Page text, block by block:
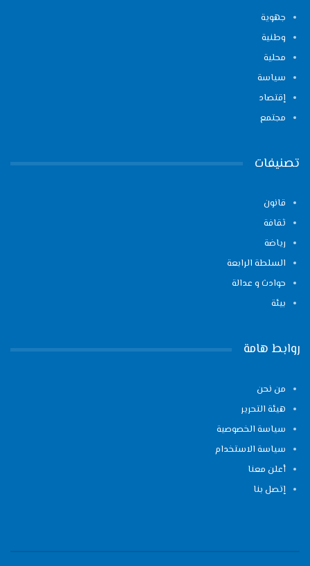
جهوية
وطنية
محلية
سياسة
إقتصاد
مجتمع
تصنيفات
قانون
ثقافة
رياضة
السلطة الرابعة
حوادث و عدالة
بيئة
روابط هامة
من نحن
هيئة التحرير
سياسة الخصوصية
سياسة الاستخدام
أعلن معنا
إتصل بنا